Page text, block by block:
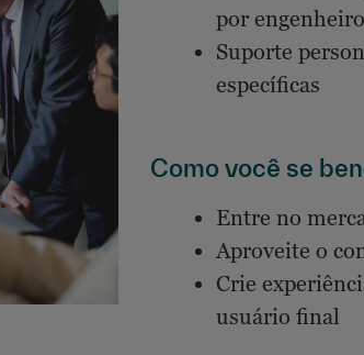
por
Suporte
específicas
Como você se
Entre no
Aproveite o
Crie
usuário final